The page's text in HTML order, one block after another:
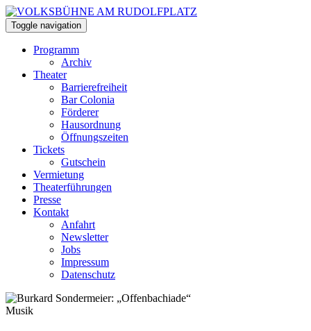
Toggle navigation
Programm
Archiv
Theater
Barrierefreiheit
Bar Colonia
Förderer
Hausordnung
Öffnungszeiten
Tickets
Gutschein
Vermietung
Theaterführungen
Presse
Kontakt
Anfahrt
Newsletter
Jobs
Impressum
Datenschutz
Musik